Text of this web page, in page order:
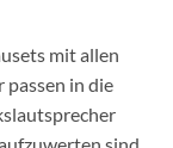
mit allen
passen in die